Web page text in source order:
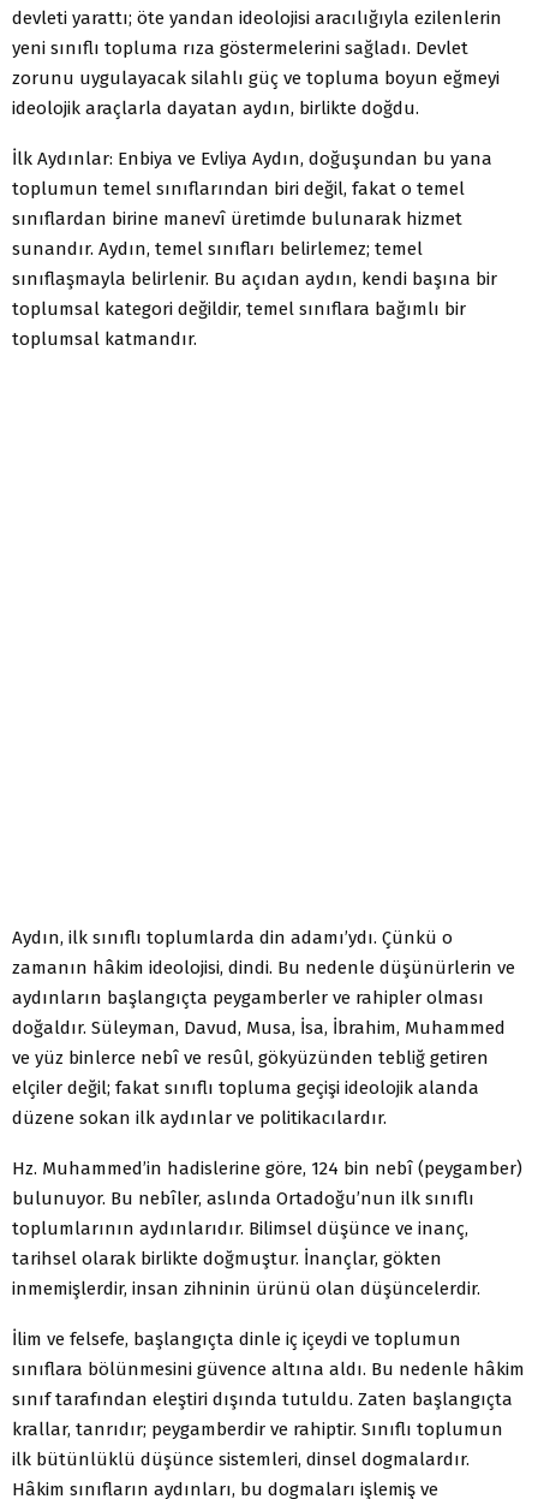
devleti yarattı; öte yandan ideolojisi aracılığıyla ezilenlerin
yeni sınıflı topluma rıza göstermelerini sağladı. Devlet
zorunu uygulayacak silahlı güç ve topluma boyun eğmeyi
ideolojik araçlarla dayatan aydın, birlikte doğdu.
İlk Aydınlar: Enbiya ve Evliya Aydın, doğuşundan bu yana
toplumun temel sınıflarından biri değil, fakat o temel
sınıflardan birine manevî üretimde bulunarak hizmet
sunandır. Aydın, temel sınıfları belirlemez; temel
sınıflaşmayla belirlenir. Bu açıdan aydın, kendi başına bir
toplumsal kategori değildir, temel sınıflara bağımlı bir
toplumsal katmandır.
Aydın, ilk sınıflı toplumlarda din adamı’ydı. Çünkü o
zamanın hâkim ideolojisi, dindi. Bu nedenle düşünürlerin ve
aydınların başlangıçta peygamberler ve rahipler olması
doğaldır. Süleyman, Davud, Musa, İsa, İbrahim, Muhammed
ve yüz binlerce nebî ve resûl, gökyüzünden tebliğ getiren
elçiler değil; fakat sınıflı topluma geçişi ideolojik alanda
düzene sokan ilk aydınlar ve politikacılardır.
Hz. Muhammed’in hadislerine göre, 124 bin nebî (peygamber)
bulunuyor. Bu nebîler, aslında Ortadoğu’nun ilk sınıflı
toplumlarının aydınlarıdır. Bilimsel düşünce ve inanç,
tarihsel olarak birlikte doğmuştur. İnançlar, gökten
inmemişlerdir, insan zihninin ürünü olan düşüncelerdir.
İlim ve felsefe, başlangıçta dinle iç içeydi ve toplumun
sınıflara bölünmesini güvence altına aldı. Bu nedenle hâkim
sınıf tarafından eleştiri dışında tutuldu. Zaten başlangıçta
krallar, tanrıdır; peygamberdir ve rahiptir. Sınıflı toplumun
ilk bütünlüklü düşünce sistemleri, dinsel dogmalardır.
Hâkim sınıfların aydınları, bu dogmaları işlemiş ve